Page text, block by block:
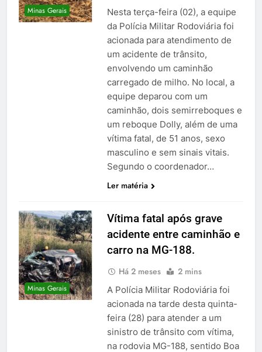
Minas Gerais
Nesta terça-feira (02), a equipe
da Polícia Militar Rodoviária foi
acionada para atendimento de
um acidente de trânsito,
envolvendo um caminhão
carregado de milho. No local, a
equipe deparou com um
caminhão, dois semirreboques e
um reboque Dolly, além de uma
vítima fatal, de 51 anos, sexo
masculino e sem sinais vitais.
Segundo o coordenador…
Ler matéria
Minas Gerais
Vítima fatal após grave
acidente entre caminhão e
carro na MG-188.
Há 2 meses 2 mins
A Polícia Militar Rodoviária foi
acionada na tarde desta quinta-
feira (28) para atender a um
sinistro de trânsito com vítima,
na rodovia MG-188, sentido Boa